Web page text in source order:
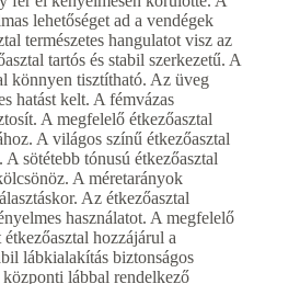
lehetőséget ad a vendégek
természetes hangulatot visz az
tartós és stabil szerkezetű. A
könnyen tisztítható. Az üveg
hatást kelt. A fémvázas
A megfelelő étkezőasztal
A világos színű étkezőasztal
A sötétebb tónusú étkezőasztal
A méretarányok
Az étkezőasztal
használatot. A megfelelő
hozzájárul a
lábkialakítás biztonságos
lábbal rendelkező